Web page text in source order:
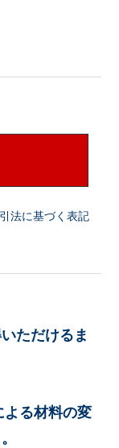
法に基づく表記
ただけるま
よる材料の変